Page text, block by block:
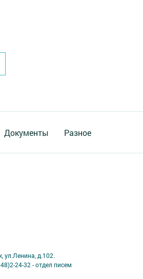
Документы Разное
ул.Ленина, д.102.
24-32 - отдел писем